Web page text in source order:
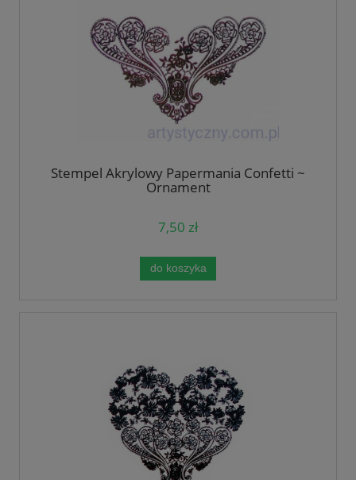
Stempel Akrylowy Papermania Confetti ~
Ornament
7,50 zł
do koszyka